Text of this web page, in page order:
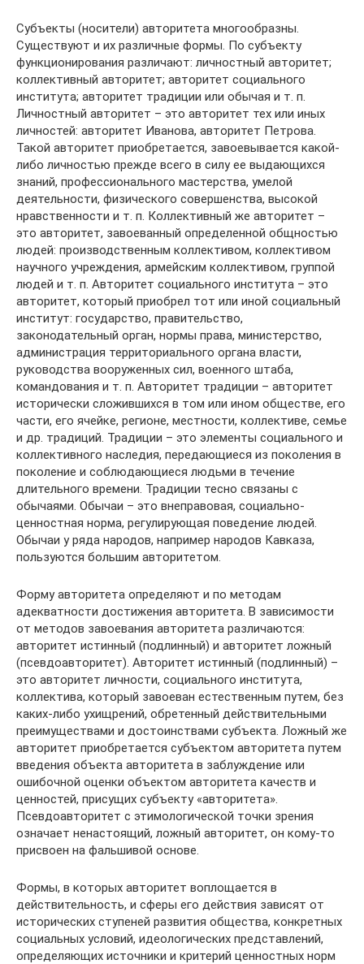
Субъекты (носители) авторитета многообразны.
Существуют и их различные формы. По субъекту
функционирования различают: личностный авторитет;
коллективный авторитет; авторитет социального
института; авторитет традиции или обычая и т. п.
Личностный авторитет – это авторитет тех или иных
личностей: авторитет Иванова, авторитет Петрова.
Такой авторитет приобретается, завоевывается какой-
либо личностью прежде всего в силу ее выдающихся
знаний, профессионального мастерства, умелой
деятельности, физического совершенства, высокой
нравственности и т. п. Коллективный же авторитет –
это авторитет, завоеванный определенной общностью
людей: производственным коллективом, коллективом
научного учреждения, армейским коллективом, группой
людей и т. п. Авторитет социального института – это
авторитет, который приобрел тот или иной социальный
институт: государство, правительство,
законодательный орган, нормы права, министерство,
администрация территориального органа власти,
руководства вооруженных сил, военного штаба,
командования и т. п. Авторитет традиции – авторитет
исторически сложившихся в том или ином обществе, его
части, его ячейке, регионе, местности, коллективе, семье
и др. традиций. Традиции – это элементы социального и
коллективного наследия, передающиеся из поколения в
поколение и соблюдающиеся людьми в течение
длительного времени. Традиции тесно связаны с
обычаями. Обычаи – это внеправовая, социально-
ценностная норма, регулирующая поведение людей.
Обычаи у ряда народов, например народов Кавказа,
пользуются большим авторитетом.
Форму авторитета определяют и по методам
адекватности достижения авторитета. В зависимости
от методов завоевания авторитета различаются:
авторитет истинный (подлинный) и авторитет ложный
(псевдоавторитет). Авторитет истинный (подлинный) –
это авторитет личности, социального института,
коллектива, который завоеван естественным путем, без
каких-либо ухищрений, обретенный действительными
преимуществами и достоинствами субъекта. Ложный же
авторитет приобретается субъектом авторитета путем
введения объекта авторитета в заблуждение или
ошибочной оценки объектом авторитета качеств и
ценностей, присущих субъекту «авторитета».
Псевдоавторитет с этимологической точки зрения
означает ненастоящий, ложный авторитет, он кому-то
присвоен на фальшивой основе.
Формы, в которых авторитет воплощается в
действительность, и сферы его действия зависят от
исторических ступеней развития общества, конкретных
социальных условий, идеологических представлений,
определяющих источники и критерий ценностных норм